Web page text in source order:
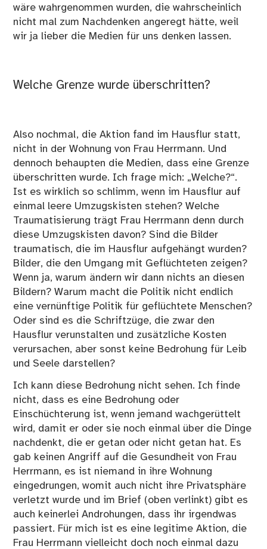
wäre wahrgenommen wurden, die wahrscheinlich
nicht mal zum Nachdenken angeregt hätte, weil
wir ja lieber die Medien für uns denken lassen.
Welche Grenze wurde überschritten?
Also nochmal, die Aktion fand im Hausflur statt,
nicht in der Wohnung von Frau Herrmann. Und
dennoch behaupten die Medien, dass eine Grenze
überschritten wurde. Ich frage mich: „Welche?“.
Ist es wirklich so schlimm, wenn im Hausflur auf
einmal leere Umzugskisten stehen? Welche
Traumatisierung trägt Frau Herrmann denn durch
diese Umzugskisten davon? Sind die Bilder
traumatisch, die im Hausflur aufgehängt wurden?
Bilder, die den Umgang mit Geflüchteten zeigen?
Wenn ja, warum ändern wir dann nichts an diesen
Bildern? Warum macht die Politik nicht endlich
eine vernünftige Politik für geflüchtete Menschen?
Oder sind es die Schriftzüge, die zwar den
Hausflur verunstalten und zusätzliche Kosten
verursachen, aber sonst keine Bedrohung für Leib
und Seele darstellen?
Ich kann diese Bedrohung nicht sehen. Ich finde
nicht, dass es eine Bedrohung oder
Einschüchterung ist, wenn jemand wachgerüttelt
wird, damit er oder sie noch einmal über die Dinge
nachdenkt, die er getan oder nicht getan hat. Es
gab keinen Angriff auf die Gesundheit von Frau
Herrmann, es ist niemand in ihre Wohnung
eingedrungen, womit auch nicht ihre Privatsphäre
verletzt wurde und im Brief (oben verlinkt) gibt es
auch keinerlei Androhungen, dass ihr irgendwas
passiert. Für mich ist es eine legitime Aktion, die
Frau Herrmann vielleicht doch noch einmal dazu